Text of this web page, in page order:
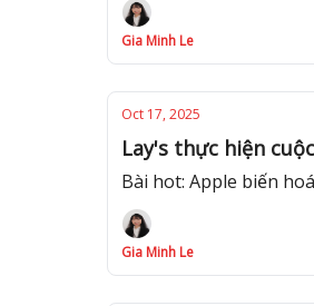
Gia Minh Le
Oct 17, 2025
Lay's thực hiện
Bài hot: Apple biến
Gia Minh Le